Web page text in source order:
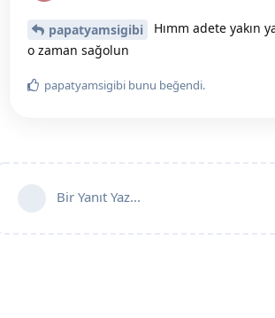
papatyamsigibi
Hımm adete yakın
o zaman sağolun
papatyamsigibi bunu beğendi.
Bir Yanıt Yaz...